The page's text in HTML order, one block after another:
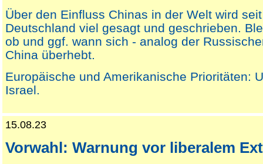
Über den Einfluss Chinas in der Welt wird
Deutschland viel gesagt und geschrieben.
ob und ggf. wann sich - analog der
China überhebt.
Europäische und Amerikanische Prioritäten:
Israel.
15.08.23
Vorwahl: Warnung vor liberalem